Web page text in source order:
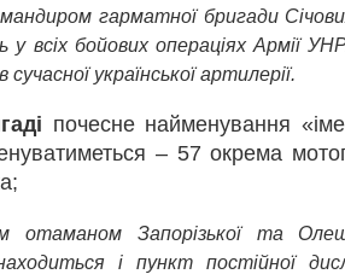
гарматної бригади
у всіх бойових операціях Армії
української артилерії.
почесне найменування
– 57 окрема
отаманом Запорізької та
і пункт постійної